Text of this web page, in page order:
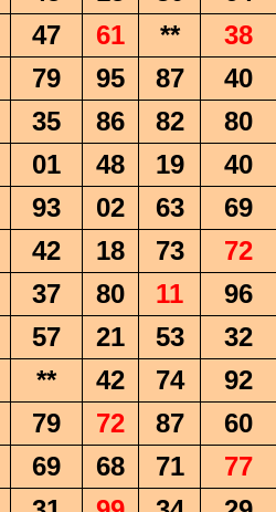
47 61 **
38
79 95 87
40
35 86 82
80
01 48 19
40
93 02 63
69
42 18 73
72
37 80 11
96
57 21 53
32
** 42 74
92
79 72 87
60
69 68 71
77